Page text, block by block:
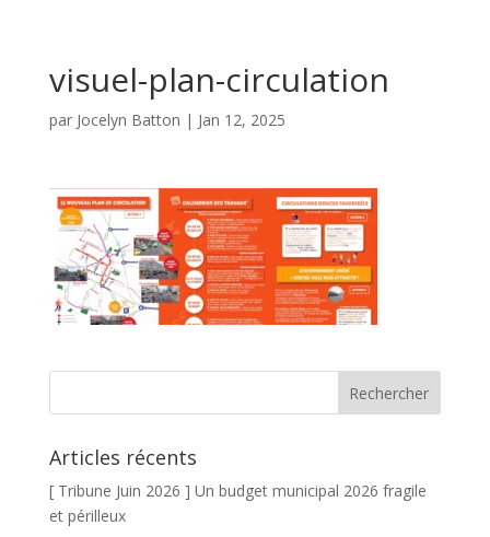
visuel-plan-circulation
par Jocelyn Batton | Jan 12, 2025
Articles récents
[ Tribune Juin 2026 ] Un budget municipal 2026 fragile
et périlleux